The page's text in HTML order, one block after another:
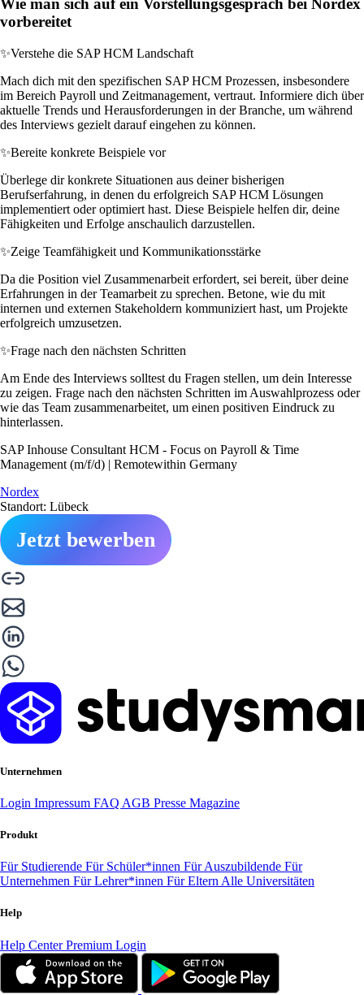
Wie man sich auf ein Vorstellungsgespräch bei Nordex
vorbereitet
✨Verstehe die SAP HCM Landschaft
Mach dich mit den spezifischen SAP HCM Prozessen, insbesondere
im Bereich Payroll und Zeitmanagement, vertraut. Informiere dich über
aktuelle Trends und Herausforderungen in der Branche, um während
des Interviews gezielt darauf eingehen zu können.
✨Bereite konkrete Beispiele vor
Überlege dir konkrete Situationen aus deiner bisherigen
Berufserfahrung, in denen du erfolgreich SAP HCM Lösungen
implementiert oder optimiert hast. Diese Beispiele helfen dir, deine
Fähigkeiten und Erfolge anschaulich darzustellen.
✨Zeige Teamfähigkeit und Kommunikationsstärke
Da die Position viel Zusammenarbeit erfordert, sei bereit, über deine
Erfahrungen in der Teamarbeit zu sprechen. Betone, wie du mit
internen und externen Stakeholdern kommuniziert hast, um Projekte
erfolgreich umzusetzen.
✨Frage nach den nächsten Schritten
Am Ende des Interviews solltest du Fragen stellen, um dein Interesse
zu zeigen. Frage nach den nächsten Schritten im Auswahlprozess oder
wie das Team zusammenarbeitet, um einen positiven Eindruck zu
hinterlassen.
SAP Inhouse Consultant HCM - Focus on Payroll & Time
Management (m/f/d) | Remotewithin Germany
Nordex
Standort: Lübeck
Jetzt bewerben
Unternehmen
Login Impressum FAQ AGB Presse Magazine
Produkt
Für Studierende Für Schüler*innen Für Auszubildende Für
Unternehmen Für Lehrer*innen Für Eltern Alle Universitäten
Help
Help CenterPremium Login